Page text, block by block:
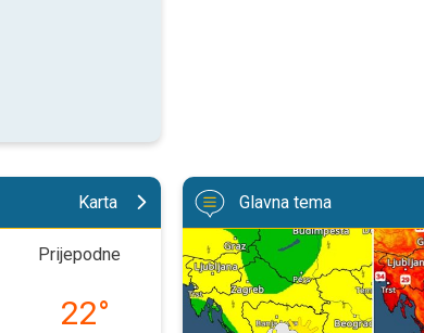
Karta
Prijepodne
22°
Poslijepodne
29°
Veče
23
Glavna tema
Svježije, ne i svuda. Lokalni